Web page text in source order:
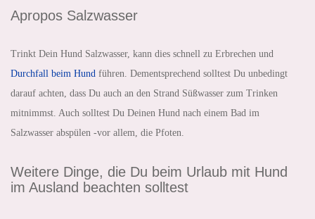
Apropos Salzwasser
Trinkt Dein Hund Salzwasser, kann dies schnell zu Erbrechen und
Durchfall beim Hund führen. Dementsprechend solltest Du unbedingt
darauf achten, dass Du auch an den Strand Süßwasser zum Trinken
mitnimmst. Auch solltest Du Deinen Hund nach einem Bad im
Salzwasser abspülen -vor allem, die Pfoten.
Weitere Dinge, die Du beim Urlaub mit Hund
im Ausland beachten solltest